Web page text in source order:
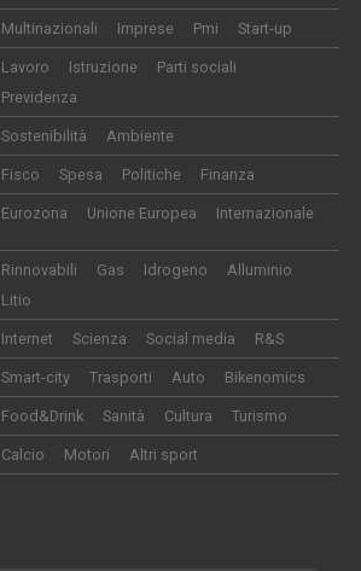
Multinazionali Imprese Pmi Start-up
Lavoro Istruzione
Parti sociali
Previdenza
Sostenibilità Ambiente
Fisco Spesa Politiche Finanza
Eurozona Unione Europea Internazionale
Rinnovabili Gas Idrogeno
Alluminio
Litio
Internet Scienza Social media R&S
Smart-city Trasporti Auto Bikenomics
Food&Drink Sanità Cultura Turismo
Calcio Motori Altri sport